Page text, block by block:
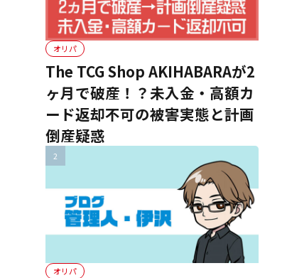
オリパ
The TCG Shop AKIHABARAが2
ヶ月で破産！？未入金・高額カ
ード返却不可の被害実態と計画
倒産疑惑
オリパ